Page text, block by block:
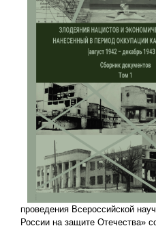
проведения Всероссийской
России на защите Отечества»